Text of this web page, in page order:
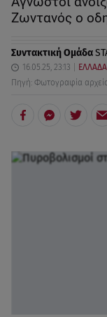
Ζωντανός ο
Συντακτική Ομάδα
16.05.25, 23:13
ΕΛΛΑΔΑ
Πηγή: Φωτογραφία